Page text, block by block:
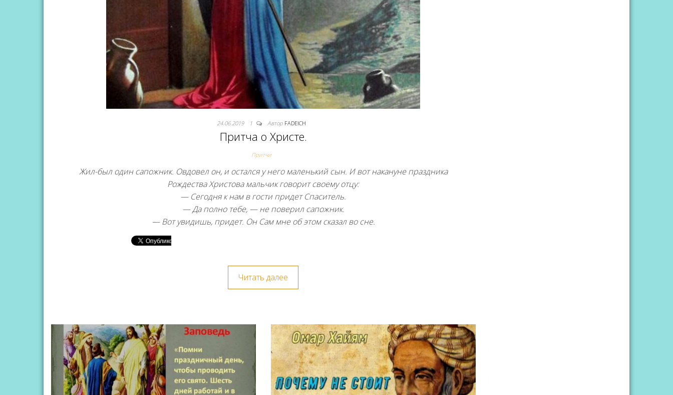
24.06.2019 1 Автор FADEICH
Притча о Христе.
Притчи
Жил-был один сапожник. Овдовел он, и остался у него маленький сын. И вот накануне праздника
Рождества Христова мальчик говорит своему отцу:
— Сегодня к нам в гости придет Спаситель.
— Да полно тебе, — не поверил сапожник.
— Вот увидишь, придет. Он Сам мне об этом сказал во сне.
Читать далее